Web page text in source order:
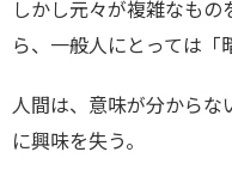
しかし元々が複雑なも
ら、一般人にとっては「
人間は、意味が分からな
に興味を失う。